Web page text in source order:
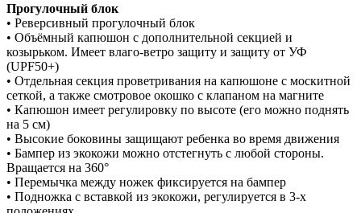
Прогулочный блок
• Реверсивный прогулочный блок
• Объёмный капюшон с дополнительной секцией и
козырьком. Имеет влаго-ветро защиту и защиту от УФ
(UPF50+)
• Отдельная секция проветривания на капюшоне с москитной
сеткой, а также смотровое окошко с клапаном на магните
• Капюшон имеет регулировку по высоте (его можно поднять
на 5 см)
• Высокие боковины защищают ребенка во время движения
• Бампер из экокожи можно отстегнуть с любой стороны.
Вращается на 360°
• Перемычка между ножек фиксируется на бампер
• Подножка с вставкой из экокожи, регулируется в 3-х